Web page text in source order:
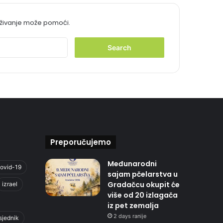
može pomoći.
r
19
izrael
Preporučujemo
Međunarodni
sajam pčelarstva u
Gradačcu okupit će
više od 20 izlagača
iz pet zemalja
2 days ranije